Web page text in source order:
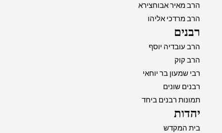
הרב מאיר אבוחצירא
הרב מרדכי אליהו
רבנים
הרב עובדיה יוסף
הרב קוק
רבי שמעון בר יוחאי
רבנים שונים
תמונות רבנים ביחד
יהדות
בית המקדש